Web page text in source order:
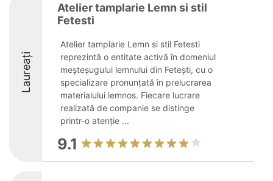
Laureați
Atelier tamplarie Lemn si stil
Fetesti
Atelier tamplarie Lemn si stil Fetesti
reprezintă o entitate activă în domeniul
meșteșugului lemnului din Fetești, cu o
specializare pronunțată în prelucrarea
materialului lemnos. Fiecare lucrare
realizată de companie se distinge
printr-o atenție ...
9.1